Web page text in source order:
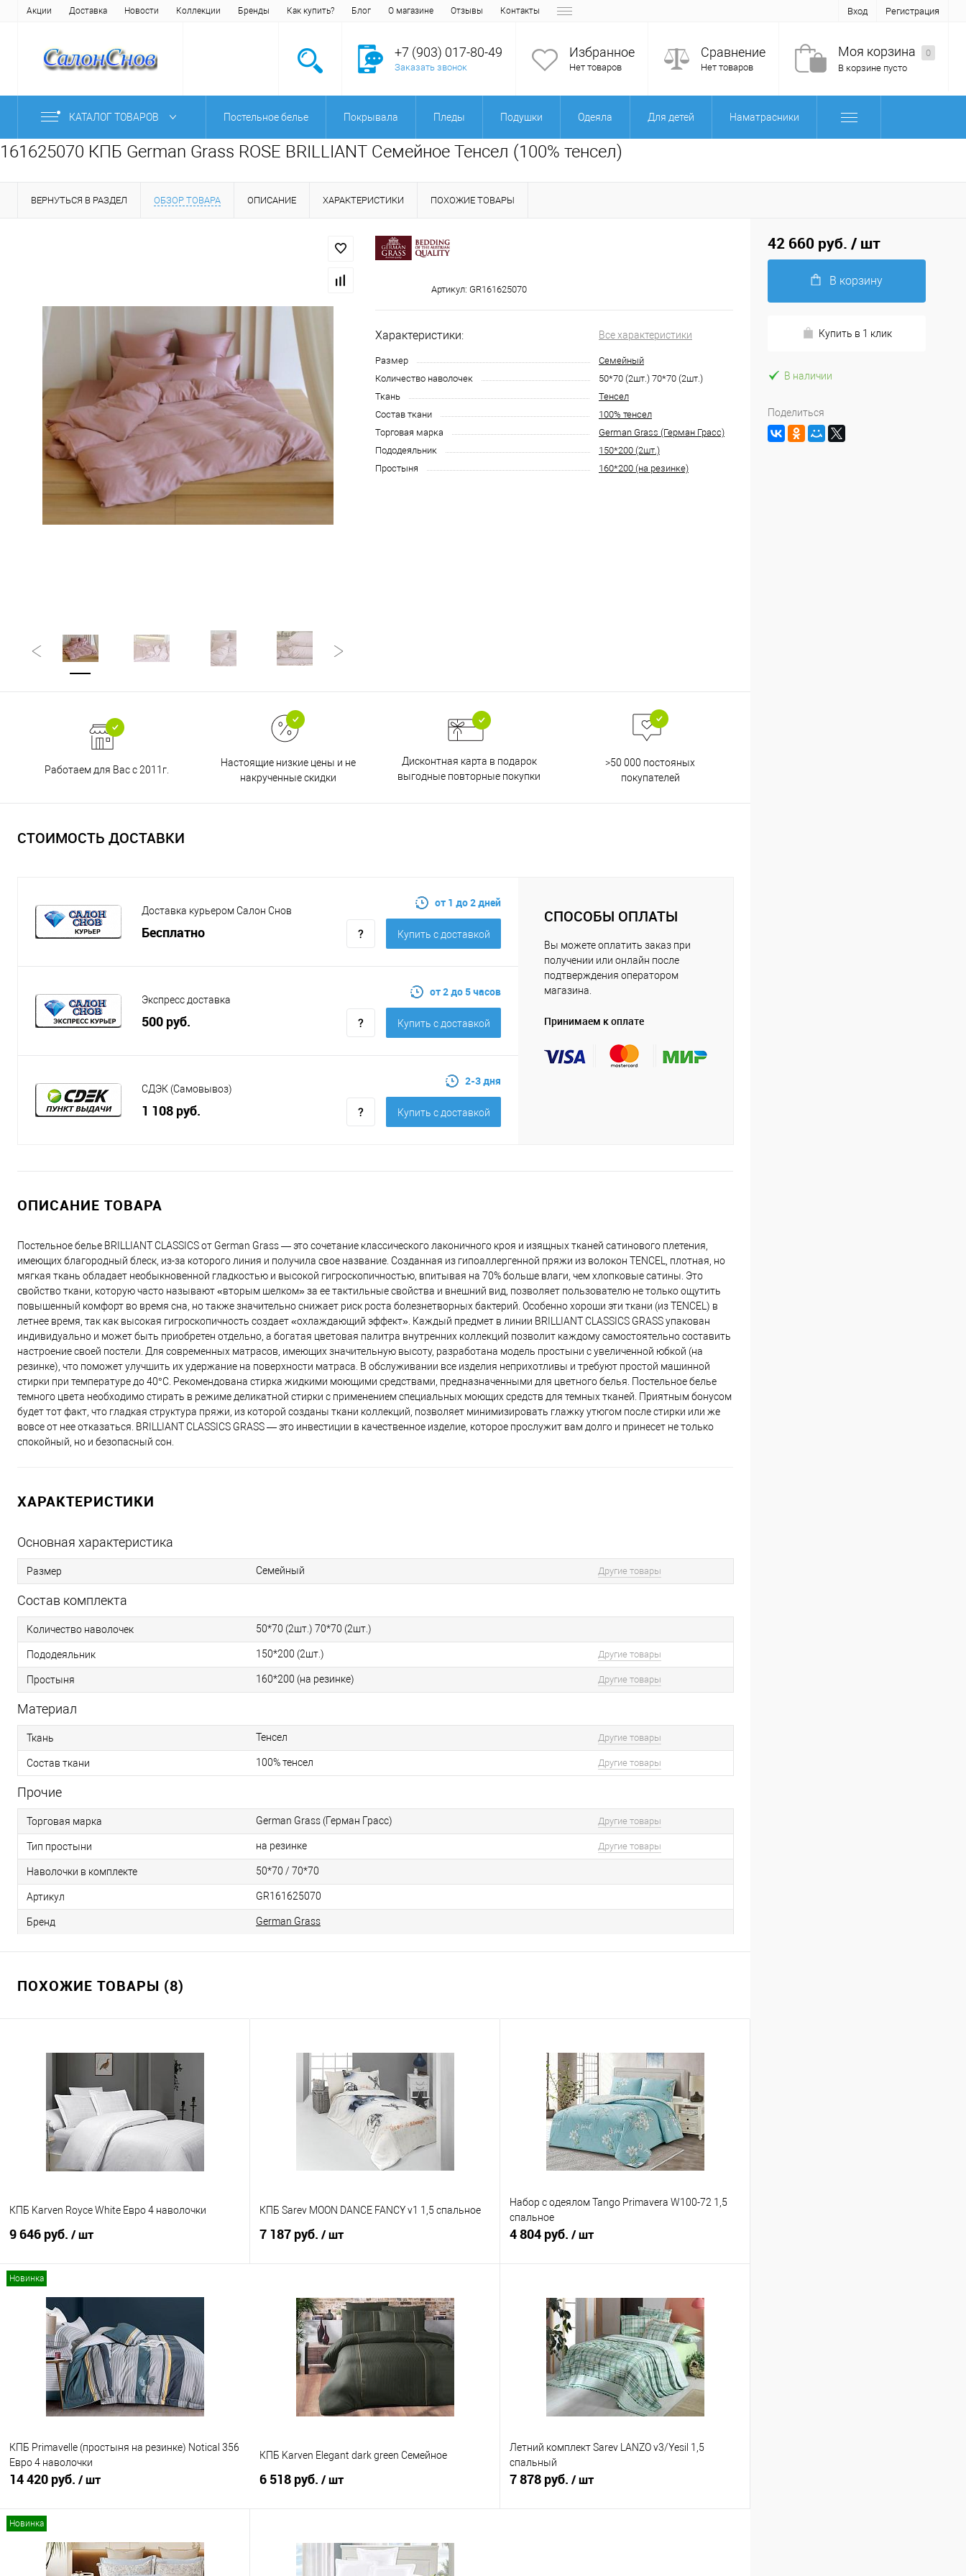
Акции Доставка Новости Коллекции Бренды Как купить? Блог О магазине Отзывы Контакты Вход Регистрация
+7 (903) 017-80-49
Заказать звонок
Избранное
Нет товаров
Сравнение
Нет товаров
Моя корзина
0
В корзине пусто
КАТАЛОГ ТОВАРОВ Постельное белье Покрывала Пледы Подушки Одеяла Для детей Наматрасники
161625070 КПБ German Grass ROSE BRILLIANT Семейное Тенсел (100% тенсел)
ВЕРНУТЬСЯ В РАЗДЕЛ ОБЗОР ТОВАРА ОПИСАНИЕ ХАРАКТЕРИСТИКИ ПОХОЖИЕ ТОВАРЫ
Артикул: GR161625070
Характеристики: Все характеристики
Размер
Семейный
Количество наволочек
50*70 (2шт.) 70*70 (2шт.)
Ткань
Тенсел
Состав ткани
100% тенсел
Торговая марка
German Grass (Герман Грасс)
Пододеяльник
150*200 (2шт.)
Простыня
160*200 (на резинке)
Работаем для Вас с 2011г.
Настоящие низкие цены и не
накрученные скидки
Дисконтная карта в подарок
выгодные повторные покупки
>50 000 постояных
покупателей
СТОИМОСТЬ ДОСТАВКИ
Доставка курьером Салон Снов
Бесплатно
от 1 до 2 дней
Купить c доставкой
Экспресс доставка
500 руб.
от 2 до 5 часов
Купить c доставкой
СДЭК (Самовывоз)
1 108 руб.
2-3 дня
Купить c доставкой
СПОСОБЫ ОПЛАТЫ
Вы можете оплатить заказ при
получении или онлайн после
подтверждения оператором
магазина.
Принимаем к оплате
ОПИСАНИЕ ТОВАРА
Постельное белье BRILLIANT CLASSICS от German Grass — это сочетание классического лаконичного кроя и изящных тканей сатинового плетения,
имеющих благородный блеск, из-за которого линия и получила свое название. Созданная из гипоаллергенной пряжи из волокон TENCEL, плотная, но
мягкая ткань обладает необыкновенной гладкостью и высокой гигроскопичностью, впитывая на 70% больше влаги, чем хлопковые сатины. Это
свойство ткани, которую часто называют «вторым шелком» за ее тактильные свойства и внешний вид, позволяет пользователю не только ощутить
повышенный комфорт во время сна, но также значительно снижает риск роста болезнетворных бактерий. Особенно хороши эти ткани (из TENCEL) в
летнее время, так как высокая гигроскопичность создает «охлаждающий эффект». Каждый предмет в линии BRILLIANT CLASSICS GRASS упакован
индивидуально и может быть приобретен отдельно, а богатая цветовая палитра внутренних коллекций позволит каждому самостоятельно составить
настроение своей постели. Для современных матрасов, имеющих значительную высоту, разработана модель простыни с увеличенной юбкой (на
резинке), что поможет улучшить их удержание на поверхности матраса. В обслуживании все изделия неприхотливы и требуют простой машинной
стирки при температуре до 40°С. Рекомендована стирка жидкими моющими средствами, предназначенными для цветного белья. Постельное белье
темного цвета необходимо стирать в режиме деликатной стирки с применением специальных моющих средств для темных тканей. Приятным бонусом
будет тот факт, что гладкая структура пряжи, из которой созданы ткани коллекций, позволяет минимизировать глажку утюгом после стирки или же
вовсе от нее отказаться. BRILLIANT CLASSICS GRASS — это инвестиции в качественное изделие, которое прослужит вам долго и принесет не только
спокойный, но и безопасный сон.
ХАРАКТЕРИСТИКИ
Основная характеристика
Размер Семейный Другие товары
Состав комплекта
Количество наволочек 50*70 (2шт.) 70*70 (2шт.)
Пододеяльник 150*200 (2шт.) Другие товары
Простыня 160*200 (на резинке) Другие товары
Материал
Ткань Тенсел Другие товары
Состав ткани 100% тенсел Другие товары
Прочие
Торговая марка German Grass (Герман Грасс) Другие товары
Тип простыни на резинке Другие товары
Наволочки в комплекте 50*70 / 70*70
Артикул GR161625070
Бренд German Grass
ПОХОЖИЕ ТОВАРЫ (8)
КПБ Karven Royce White Евро 4 наволочки
9 646 руб. / шт
Купить в 1 клик
Сравнение
В избранное
В наличии
КПБ Sarev MOON DANCE FANCY v1 1,5 спальное
7 187 руб. / шт
Купить в 1 клик
Сравнение
В избранное
В наличии
Набор с одеялом Tango Primavera W100-72 1,5
спальное
4 804 руб. / шт
Купить в 1 клик
Сравнение
В избранное
В наличии
Новинка
КПБ Primavelle (простыня на резинке) Notical 356
Евро 4 наволочки
14 420 руб. / шт
КПБ Karven Elegant dark green Семейное
6 518 руб. / шт
Летний комплект Sarev LANZO v3/Yesil 1,5
спальный
7 878 руб. / шт
Новинка
42 660 руб. / шт
В корзину
Купить в 1 клик
В наличии
Поделиться